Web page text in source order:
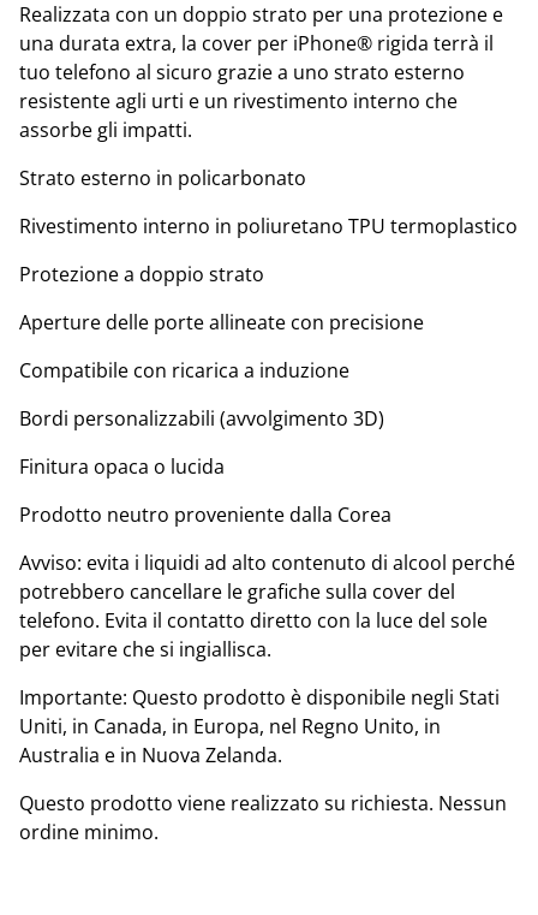
Realizzata con un doppio strato per una protezione e
una durata extra, la cover per iPhone® rigida terrà il
tuo telefono al sicuro grazie a uno strato esterno
resistente agli urti e un rivestimento interno che
assorbe gli impatti.
Strato esterno in policarbonato
Rivestimento interno in poliuretano TPU termoplastico
Protezione a doppio strato
Aperture delle porte allineate con precisione
Compatibile con ricarica a induzione
Bordi personalizzabili (avvolgimento 3D)
Finitura opaca o lucida
Prodotto neutro proveniente dalla Corea
Avviso: evita i liquidi ad alto contenuto di alcool perché
potrebbero cancellare le grafiche sulla cover del
telefono. Evita il contatto diretto con la luce del sole
per evitare che si ingiallisca.
Importante: Questo prodotto è disponibile negli Stati
Uniti, in Canada, in Europa, nel Regno Unito, in
Australia e in Nuova Zelanda.
Questo prodotto viene realizzato su richiesta. Nessun
ordine minimo.